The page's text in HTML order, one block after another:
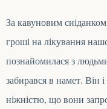
За кавуновим сніданком
гроші на лікування
познайомилася з
забирався в намет. Він
ніжністю, що вони